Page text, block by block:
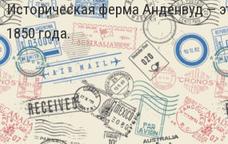
Историческая ферма Анденвуд —
1850 года.